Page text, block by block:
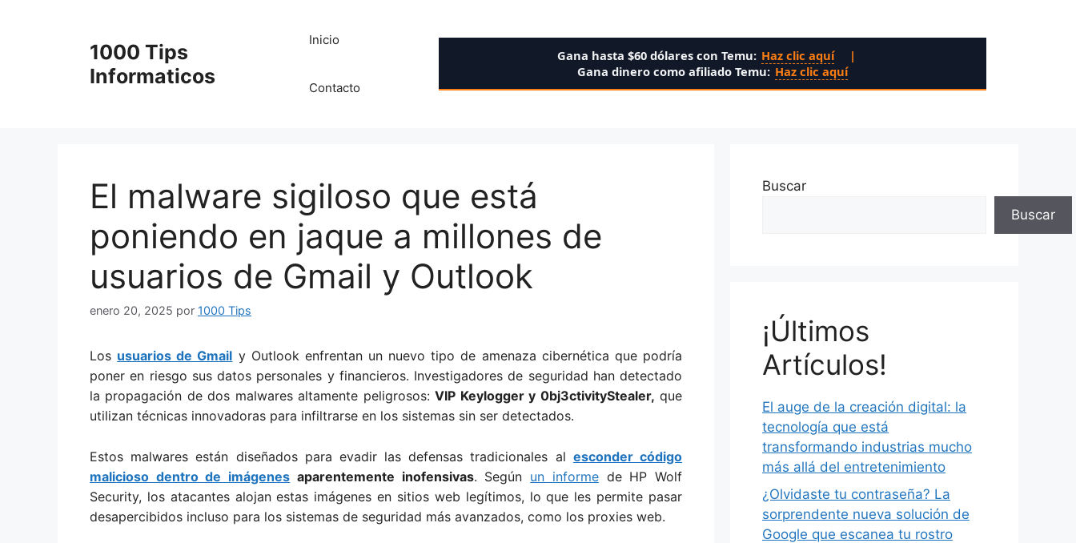
1000 Tips
Informaticos
Inicio
Contacto
Gana hasta $60 dólares con Temu: Haz clic aquí
|
Gana dinero como afiliado Temu: Haz clic aquí
El malware sigiloso que está
poniendo en jaque a millones de
usuarios de Gmail y Outlook
enero 20, 2025 por 1000 Tips
Los usuarios de Gmail y Outlook enfrentan un nuevo tipo de amenaza cibernética que podría
poner en riesgo sus datos personales y financieros. Investigadores de seguridad han detectado
la propagación de dos malwares altamente peligrosos:VIP Keylogger y 0bj3ctivityStealer, que
utilizan técnicas innovadoras para infiltrarse en los sistemas sin ser detectados.
Estos malwares están diseñados para evadir las defensas tradicionales al esconder código
malicioso dentro de imágenes aparentemente inofensivas. Según un informede HP Wolf
Security, los atacantes alojan estas imágenes en sitios web legítimos, lo que les permite pasar
desapercibidos incluso para los sistemas de seguridad más avanzados, como los proxies web.
Buscar
Buscar
¡Últimos
Artículos!
El auge de la creación digital: la
tecnología que está
transformando industrias mucho
más allá del entretenimiento
¿Olvidaste tu contraseña? La
sorprendente nueva solución de
Google que escanea tu rostro